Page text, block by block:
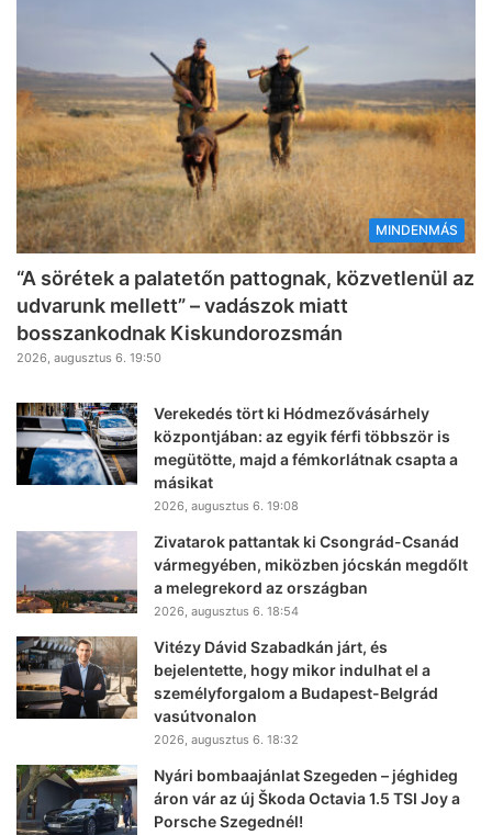
MINDENMÁS
“A sörétek a palatetőn pattognak, közvetlenül az
udvarunk mellett” – vadászok miatt
bosszankodnak Kiskundorozsmán
2026, augusztus 6. 19:50
Verekedés tört ki Hódmezővásárhely
központjában: az egyik férfi többször is
megütötte, majd a fémkorlátnak csapta a
másikat
2026, augusztus 6. 19:08
Zivatarok pattantak ki Csongrád-Csanád
vármegyében, miközben jócskán megdőlt
a melegrekord az országban
2026, augusztus 6. 18:54
Vitézy Dávid Szabadkán járt, és
bejelentette, hogy mikor indulhat el a
személyforgalom a Budapest-Belgrád
vasútvonalon
2026, augusztus 6. 18:32
Nyári bombaajánlat Szegeden – jéghideg
áron vár az új Škoda Octavia 1.5 TSI Joy a
Porsche Szegednél!